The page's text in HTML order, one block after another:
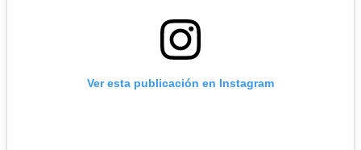
Ver esta publicación en Instagram